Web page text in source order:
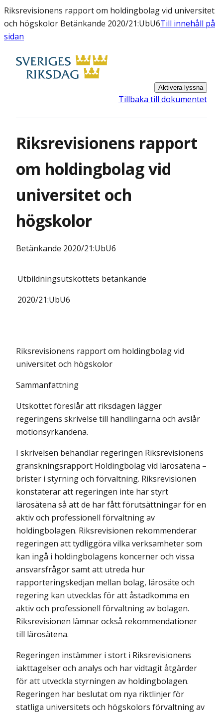
Riksrevisionens rapport om holdingbolag vid universitet
och högskolor Betänkande 2020/21:UbU6Till innehåll på
sidan
Aktivera lyssna
Tillbaka till dokumentet
Riksrevisionens rapport
om holdingbolag vid
universitet och
högskolor
Betänkande 2020/21:UbU6
Utbildningsutskottets betänkande
2020/21:UbU6
Riksrevisionens rapport om holdingbolag vid
universitet och högskolor
Sammanfattning
Utskottet föreslår att riksdagen lägger
regeringens skrivelse till handlingarna och avslår
motionsyrkandena.
I skrivelsen behandlar regeringen Riksrevisionens
granskningsrapport Holdingbolag vid lärosätena –
brister i styrning och förvaltning. Riksrevi­sionen
konstaterar att regeringen inte har styrt
lärosätena så att de har fått förutsättningar för en
aktiv och professionell förvaltning av
holdingbolagen. Riksrevisionen rekommenderar
regeringen att tydliggöra vilka verksamheter som
kan ingå i holdingbolagens koncerner och vissa
ansvarsfrågor samt att utreda hur
rapporteringskedjan mellan bolag, lärosäte och
regering kan utvecklas för att åstadkomma en
aktiv och professionell förvaltning av bolagen.
Riksrevisionen lämnar också rekommendationer
till lärosätena.
Regeringen instämmer i stort i Riksrevisionens
iakttagelser och analys och har vidtagit åtgärder
för att utveckla styrningen av holdingbolagen.
Reger­ingen har beslutat om nya riktlinjer för
statliga universitets och högskolors förvaltning av